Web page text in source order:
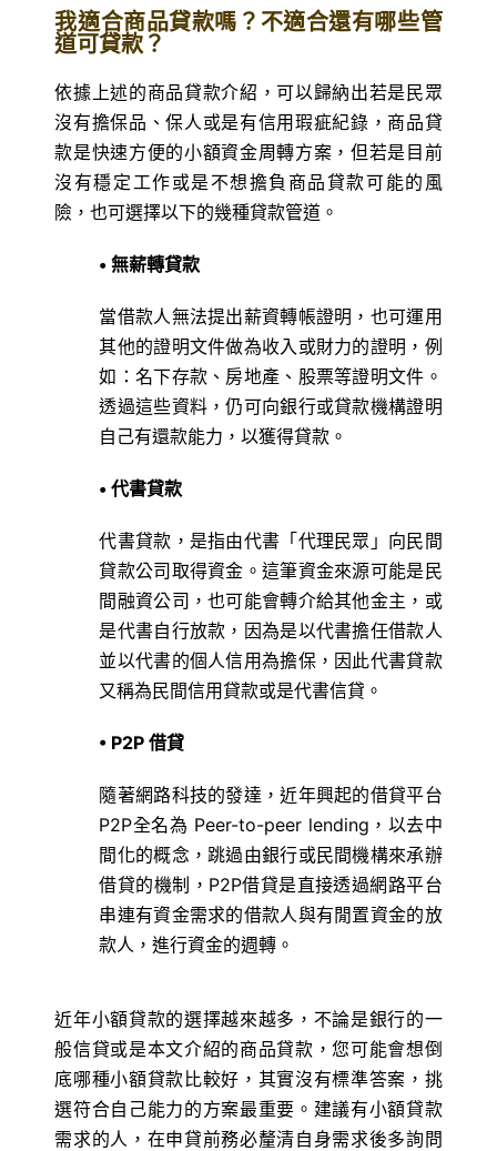
我適合商品貸款嗎？不適合還有哪些管
道可貸款？
依據上述的商品貸款介紹，可以歸納出若是民眾
沒有擔保品、保人或是有信用瑕疵紀錄，商品貸
款是快速方便的小額資金周轉方案，但若是目前
沒有穩定工作或是不想擔負商品貸款可能的風
險，也可選擇以下的幾種貸款管道。
• 無薪轉貸款
當借款人無法提出薪資轉帳證明，也可運用
其他的證明文件做為收入或財力的證明，例
如：名下存款、房地產、股票等證明文件。
透過這些資料，仍可向銀行或貸款機構證明
自己有還款能力，以獲得貸款。
• 代書貸款
代書貸款，是指由代書「代理民眾」向民間
貸款公司取得資金。這筆資金來源可能是民
間融資公司，也可能會轉介給其他金主，或
是代書自行放款，因為是以代書擔任借款人
並以代書的個人信用為擔保，因此代書貸款
又稱為民間信用貸款或是代書信貸。
• P2P 借貸
隨著網路科技的發達，近年興起的借貸平台
P2P全名為 Peer-to-peer lending，以去中
間化的概念，跳過由銀行或民間機構來承辦
借貸的機制，P2P借貸是直接透過網路平台
串連有資金需求的借款人與有閒置資金的放
款人，進行資金的週轉。
近年小額貸款的選擇越來越多，不論是銀行的一
般信貸或是本文介紹的商品貸款，您可能會想倒
底哪種小額貸款比較好，其實沒有標準答案，挑
選符合自己能力的方案最重要。建議有小額貸款
需求的人，在申貸前務必釐清自身需求後多詢問